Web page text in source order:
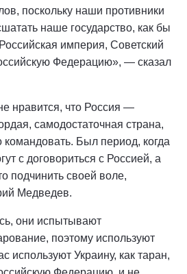
поскольку наши противники
наше государство, как бы
империя, Советский
Федерацию», — сказал
нравится, что Россия —
самодостаточная страна,
командовать. Был период, когда
с договориться с Россией, а
подчинить своей воле,
Медведев.
они испытывают
поэтому используют
используют Украину, как таран,